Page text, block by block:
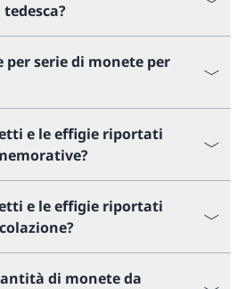
per serie di monete per
e le effigie riportati
e le effigie riportati
di monete da